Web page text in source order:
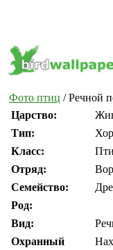
Фото птиц / Речной
Царство:
Тип:
Класс:
Отряд:
Семейство:
Род:
Вид:
Охранный